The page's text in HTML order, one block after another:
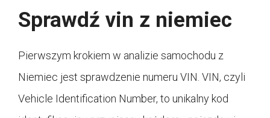
Sprawdź vin z niemiec
Pierwszym krokiem w analizie samochodu z
Niemiec jest sprawdzenie numeru VIN. VIN, czyli
Vehicle Identification Number, to unikalny kod